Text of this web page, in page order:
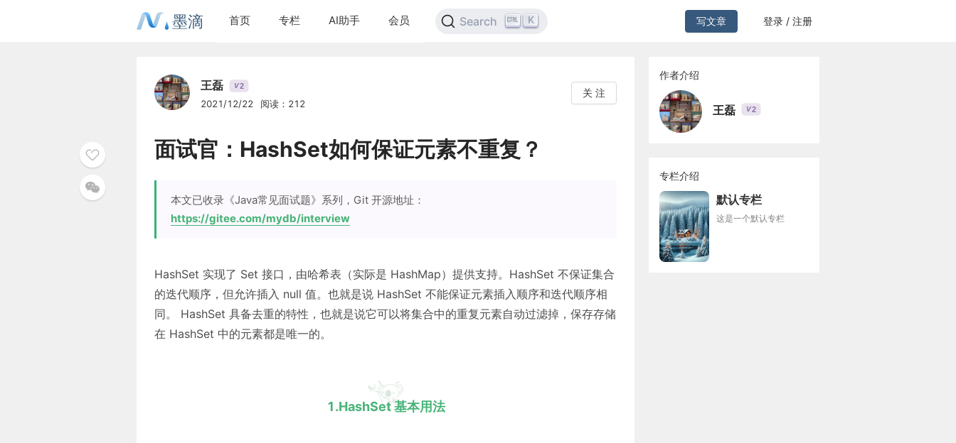
墨滴 首页 专栏 AI助手 会员 Search K 写文章 登录 / 注册
王磊 V2
2021/12/22 阅读：212
关 注
面试官：HashSet如何保证元素不重复？
本文已收录《Java常见面试题》系列，Git 开源地址：
https://gitee.com/mydb/interview
HashSet 实现了 Set 接口，由哈希表（实际是 HashMap）提供支持。HashSet 不保证集合
的迭代顺序，但允许插入 null 值。也就是说 HashSet 不能保证元素插入顺序和迭代顺序相
同。 HashSet 具备去重的特性，也就是说它可以将集合中的重复元素自动过滤掉，保存存储
在 HashSet 中的元素都是唯一的。
1.HashSet 基本用法
作者介绍
王磊 V2
专栏介绍
默认专栏
这是一个默认专栏